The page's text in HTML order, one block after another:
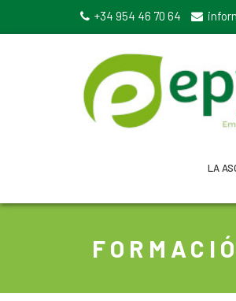
+34 954 46 70 64
LA